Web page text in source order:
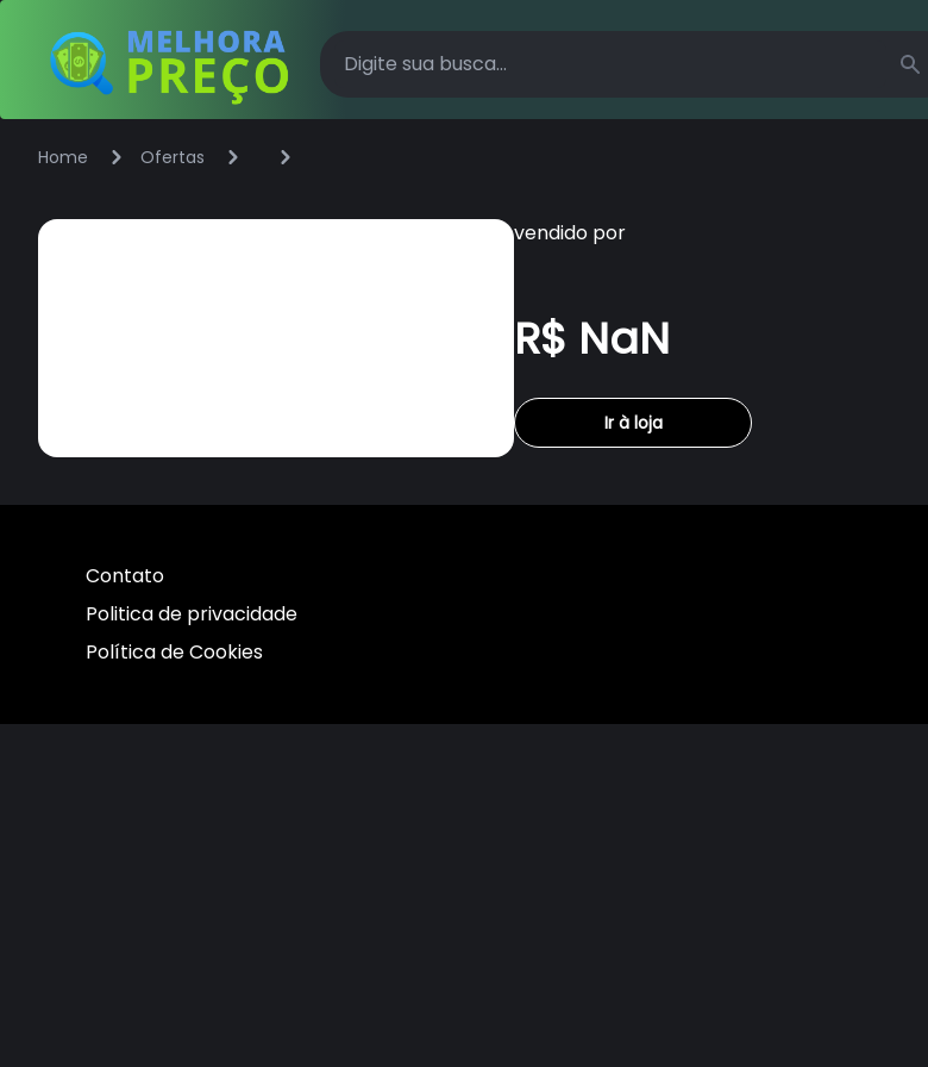
Home Ofertas
vendido por
R$ NaN
Ir à loja
Contato
Politica de privacidade
Política de Cookies